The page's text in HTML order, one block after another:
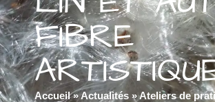
FIBRE
Accueil»Actualités »Ateliers de